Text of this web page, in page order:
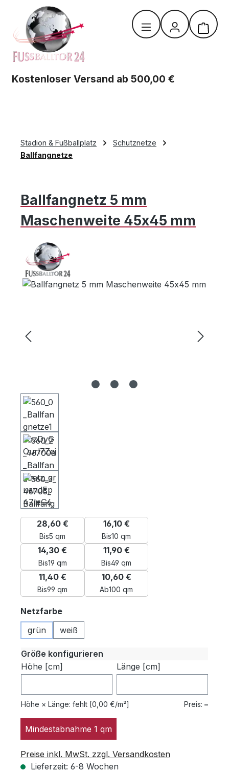
Zum Hauptinhalt springen
Kostenloser Versand ab 500,00 €
Stadion & Fußballplatz
Schutznetze
Ballfangnetze
Ballfangnetz 5 mm
Maschenweite 45x45 mm
Bildergalerie überspringen
Bis5 qm
28,60 €
Bis10 qm
16,10 €
Bis19 qm
14,30 €
Bis49 qm
11,90 €
Bis99 qm
11,40 €
Ab100 qm
10,60 €
Netzfarbeauswählen
grün
weiß
Größe konfigurieren
Höhe [cm]
Länge [cm]
Höhe × Länge: fehlt [0,00 €/m²] Preis: –
Mindestabnahme 1 qm
Preise inkl. MwSt. zzgl. Versandkosten
Lieferzeit: 6-8 Wochen